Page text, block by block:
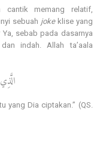
cantik memang relatif,
sebuah jokeklise yang
Ya, sebab pada dasarnya
indah. Allah ta’aala
yang Dia ciptakan.” (QS.